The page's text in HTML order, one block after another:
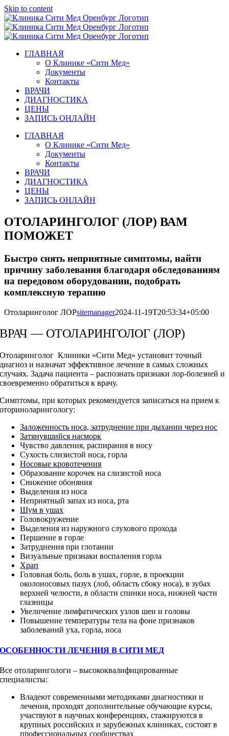
Skip to content
ГЛАВНАЯ
О Клинике «Сити Мед»
Документы
Контакты
ВРАЧИ
ДИАГНОСТИКА
ЦЕНЫ
ЗАПИСЬ ОНЛАЙН
ГЛАВНАЯ
О Клинике «Сити Мед»
Документы
Контакты
ВРАЧИ
ДИАГНОСТИКА
ЦЕНЫ
ЗАПИСЬ ОНЛАЙН
ОТОЛАРИНГОЛОГ (ЛОР) ВАМ
ПОМОЖЕТ
Быстро снять неприятные симптомы, найти
причину заболевания благодаря обследованиям
на передовом оборудовании, подобрать
комплексную терапию
Отоларинголог ЛОРsitemanager2024-11-19T20:53:34+05:00
ВРАЧ — ОТОЛАРИНГОЛОГ (ЛОР)
Отоларинголог Клиники «Сити Мед» установит точный
диагноз и назначат эффективное лечение в самых сложных
случаях. Задача пациента – распознать признаки лор-болезней и
своевременно обратиться к врачу.
Симптомы, при которых рекомендуется записаться на прием к
оториноларингологу:
Заложенность носа, затруднение при дыхании через нос
Затянувшийся насморк
Чувство давления, распирания в носу
Сухость слизистой носа, горла
Носовые кровотечения
Образование корочек на слизистой носа
Снижение обоняния
Выделения из носа
Неприятный запах из носа, рта
Шум в ушах
Головокружение
Выделения из наружного слухового прохода
Першение в горле
Затруднения при глотании
Визуальные признаки воспаления горла
Храп
Головная боль, боль в ушах, горле, в проекции
околоносовых пазух (лоб, область сбоку носа), в зубах
верхней челюсти, в области спинки носа, нижней части
глазницы
Увеличение лимфатических узлов шеи и головы
Повышение температуры тела на фоне признаков
заболеваний уха, горла, носа
ОСОБЕННОСТИ ЛЕЧЕНИЯ В СИТИ МЕД
Все отоларингологи – высококвалифицированные
специалисты:
Владеют современными методиками диагностики и
лечения, проходят дополнительные обучающие курсы,
участвуют в научных конференциях, стажируются в
крупных российских и зарубежных клиниках, состоят в
профессиональных сообществах